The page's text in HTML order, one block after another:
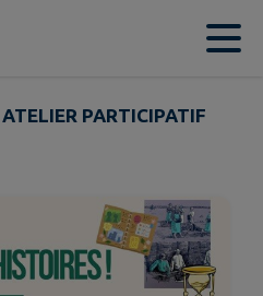
ATELIER PARTICIPATIF